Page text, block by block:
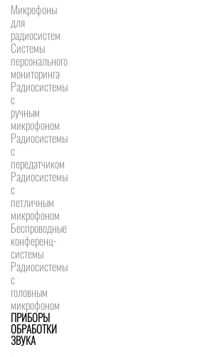
Микрофоны
для
радиосистем
Системы
персонального
мониторинга
Радиосистемы
c
ручным
микрофоном
Радиосистемы
с
передатчиком
Радиосистемы
с
петличным
микрофоном
Беспроводные
конференц-
системы
Радиосистемы
с
головным
микрофоном
ПРИБОРЫ
ОБРАБОТКИ
ЗВУКА